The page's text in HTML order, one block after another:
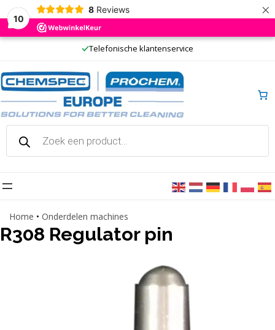
10
8 Reviews ×
Ga
de
inhoud
Telefonische klantenservice
Producten
zoeken
Home • Onderdelen machines
R308 Regulator pin